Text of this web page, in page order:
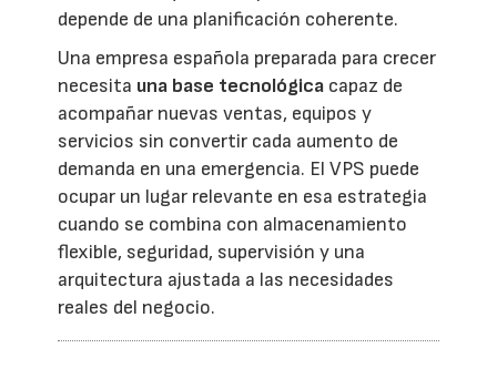
depende de una planificación coherente.
Una empresa española preparada para crecer
necesita una base tecnológica capaz de
acompañar nuevas ventas, equipos y
servicios sin convertir cada aumento de
demanda en una emergencia. El VPS puede
ocupar un lugar relevante en esa estrategia
cuando se combina con almacenamiento
flexible, seguridad, supervisión y una
arquitectura ajustada a las necesidades
reales del negocio.